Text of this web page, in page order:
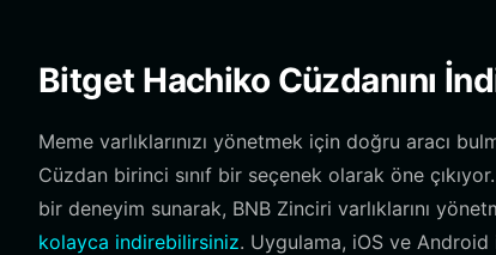
Bitget Hachiko Cüzdanını
Meme varlıklarınızı yönetmek için doğru aracı
Cüzdan birinci sınıf bir seçenek olarak öne
bir deneyim sunarak, BNB Zinciri varlıklarını
kolayca indirebilirsiniz. Uygulama, iOS ve Android